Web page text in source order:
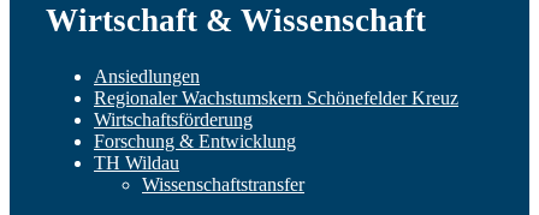
Wirtschaft & Wissenschaft
Ansiedlungen
Regionaler Wachstumskern Schönefelder Kreuz
Wirtschaftsförderung
Forschung & Entwicklung
TH Wildau
Wissenschaftstransfer